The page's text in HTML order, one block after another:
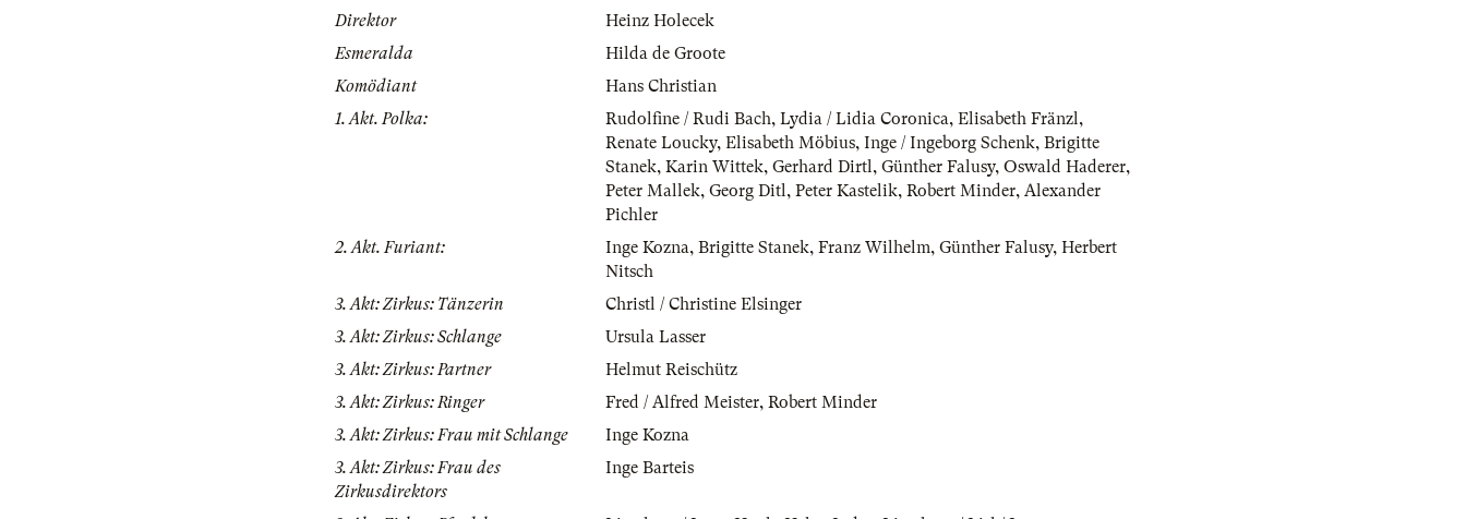
Direktor
Heinz Holecek
Esmeralda
Hilda de Groote
Komödiant
Hans Christian
1. Akt. Polka:
Rudolfine / Rudi Bach, Lydia / Lidia Coronica, Elisabeth Fränzl,
Renate Loucky, Elisabeth Möbius, Inge / Ingeborg Schenk, Brigitte
Stanek, Karin Wittek, Gerhard Dirtl, Günther Falusy, Oswald Haderer,
Peter Mallek, Georg Ditl, Peter Kastelik, Robert Minder, Alexander
Pichler
2. Akt. Furiant:
Inge Kozna, Brigitte Stanek, Franz Wilhelm, Günther Falusy, Herbert
Nitsch
3. Akt: Zirkus: Tänzerin
Christl / Christine Elsinger
3. Akt: Zirkus: Schlange
Ursula Lasser
3. Akt: Zirkus: Partner
Helmut Reischütz
3. Akt: Zirkus: Ringer
Fred / Alfred Meister, Robert Minder
3. Akt: Zirkus: Frau mit Schlange
Inge Kozna
3. Akt: Zirkus: Frau des
Zirkusdirektors
Inge Barteis